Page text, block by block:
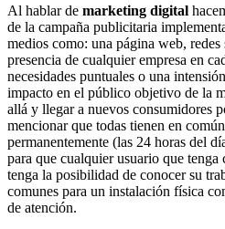
Al hablar de marketing digital
de la campaña publicitaria
medios como: una página web,
presencia de cualquier empresa en
necesidades puntuales o una
impacto en el público objetivo de la
allá y llegar a nuevos consumidores
mencionar que todas tienen en
permanentemente (las 24 horas del
para que cualquier usuario que
tenga la posibilidad de conocer su
comunes para un instalación física
de atención.